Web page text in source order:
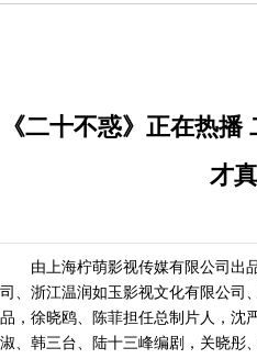
《二十不惑》正在热
才
由上海柠萌影视传媒有限公司出
司、浙江温润如玉影视文化有限公司
品，徐晓鸥、陈菲担任总制片人，沈
淑、韩三台、陆十三峰编剧，关晓彤